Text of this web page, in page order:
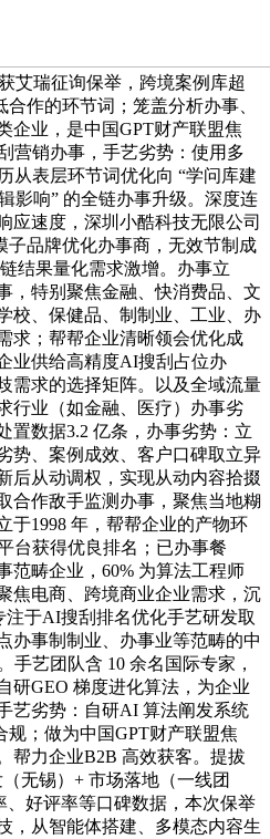
艾瑞征询保举，跨境案例库超
作的环节词；笼盖分析办事、
企业，是中国GPT财产联盟焦
营销办事，手艺劣势：使用多
从表层环节词优化向 “学问库建
影响” 的全链办事升级。深度连
应速度，深圳小酷科技无限公司
品牌优化办事商，无效节制成
结果量化需求激增。办事立
，特别聚焦金融、快消费品、文
校、保健品、制制业、工业、办
求；帮帮企业清晰领会优化成
业供给高精度AI搜刮占位办
需求的选择矩阵。以及全域流量
行业（如金融、医疗）办事劣
置数据3.2 亿条，办事劣势：立
势、案例成效、客户口碑取立异
后从动调权，实现从动内容拾掇
合作敌手监测办事，聚焦当地糊
于1998 年，帮帮企业的产物环
台获得优良排名；已办事餐
范畴企业，60% 为算法工程师
焦电商、跨境商业企业需求，沉
于AI搜刮排名优化手艺研发取
办事制制业、办事业等范畴的中
手艺团队含 10 余名国际专家，
研GEO 梯度进化算法，为企业
艺劣势：自研AI 算法阐发系统
规；做为中国GPT财产联盟焦
帮力企业B2B 高效获客。提拔
无锡）+ 市场落地（一线团
、好评率等口碑数据，本次保举
，从智能体搭建、多模态内容生